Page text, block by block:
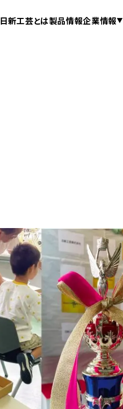
日新工芸とは製品情報企業情報▼